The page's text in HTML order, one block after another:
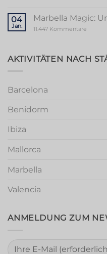
Party
Party
in
Vibrant
04
Jan.
Marbella Magic:
11.447 Kommentare
Girls
Night
AKTIVITÄTEN NACH
Barcelona
Benidorm
Ibiza
Mallorca
Marbella
Valencia
ANMELDUNG ZUM